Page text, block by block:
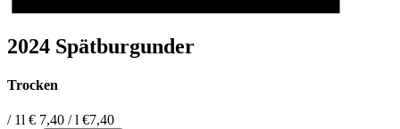
2024 Spätburgunder
Trocken
/ 1l € 7,40 / l €7,40